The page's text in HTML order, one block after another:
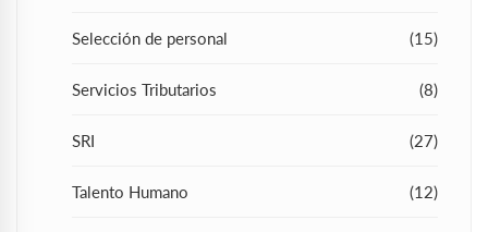
Selección de personal (15)
Servicios Tributarios (8)
SRI (27)
Talento Humano (12)